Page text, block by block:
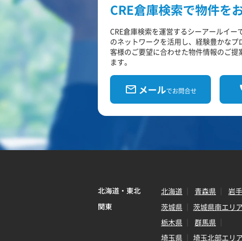
CRE倉庫検索で物件を
CRE倉庫検索を運営するシーアールイー
のネットワークを活用し、経験豊かなプ
客様のご要望に合わせた物件情報のご提
ます。
メールでお問合せ
北海道・東北 北海道 青森県 岩
関東
茨城県 茨城県南エリア
栃木県
群馬県
埼玉県
埼玉北部エリア